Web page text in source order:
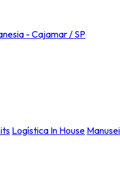
- Cajamar / SP
Logística In House